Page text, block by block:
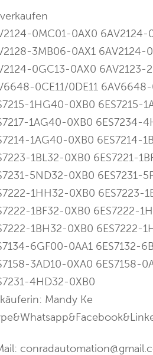
0MC01-0AX0 6AV2124-
3MB06-0AX1 6AV2124-
0GC13-0AX0 6AV2123-
0CE11/0DE11 6AV6648-
1HG40-0XB0 6ES7215-
1AG40-0XB0 6ES7234-
1AG40-0XB0 6ES7214-
1BL32-0XB0 6ES7221-
5ND32-0XB0 6ES7231-
1HH32-0XB0 6ES7223-
1BF32-0XB0 6ES7222-
1BH32-0XB0 6ES7222-
6GF00-0AA1 6ES7132-
3AD10-0XA0 6ES7158-
4HD32-0XB0
Mandy Ke